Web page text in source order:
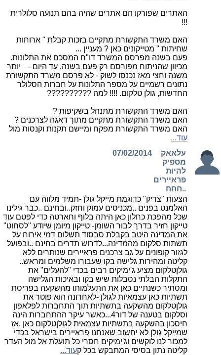
האתרים שפורקו הם אתרים שהיה בהם תנועה סלולרית
!!!
האם משרד התקשורת מתקיים בזכות קבלת " ארוחות
שחיתות " מטייקונים כאן ? מעניין ...
פעם בשנה מפרסם המשרד דו"ח המסכם את התלונות.
מכיוון שהניתוח מפורסם רק פעם בשנה, עד היום — יותר
משנה וחצי מאז נכנסו לשוק - לא פרסם משרד התקשורת
נתונים רשמיים על מספר התלונות על חברות הסלולר
החדשות, גולן טלקום. !!!! למה ??????????
האם משרד התקשורת מתנהל בשקיפות ?
האם משרד התקשורת מתקיים מתוך דאגה לצרכנים ?
האם משרד התקשורת מפקח ומיישם תקנות וקנסות מול
עוד...
עלאאק
מספיק
להיות
פראיירים
..חחח
07/02/2014
הצעות "צדיק" כדוגמת מייקל גולן -תמיד מלווה עם
האלמנט בפנים ..מכניסים עמוק וחזק..ובחינם ..כבר גילינו
שכל מהפכת כחלון כאן היתה בלוף וחארטה כדי לפטם עוד
טייקון חזיר בדרך לבור השומן- טייקון מיומן שיודע "לסחוט"
את המדינה היטב בקבלת סבסוד תשלום דמי אירוח על
תשתות סלקום מהמדינה...לדרוש תדרים בחינם ..ובפועל
לגזור קופונים על גב צרכנים פראיירים שנותרים ללא
קליטה ומהירות גלישה בקו שעבורו משלמים ומראש..
גולןטלקום מציע ג'ימיקים רבים בכדי "להעלים" את
התקלות הבלתי נסבלות שיש בקו ובאיכות הגלישה
ומסתיר כשנתיים כאן את התעלמותו מהשקעה בפריסת
תשתיות כאן עצמאיות לגולן -לאחרונה הוא פוטר את
גולןטלקום מהשקעה בתשתיות תוך התחברות לפלאפון
וסלקום בטענה של דור4...כאשר עיקר ההתחברות הינה
חיסכון בהשקעה בתשתיות עצמאית לגולןטלקום כאן .אז
שמייקל גולן לא יחשוב שאנחנו פראיירים בישראל בכדי
למכור לנו לוקשים וג'ימיקים חסרי כל תועלת אל מול העדר
קליטה נתון בסיסי המתבקש בכל קעוד...